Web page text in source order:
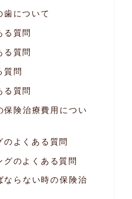
歯について
る質問
る質問
質問
る質問
保険治療費用につい
よくある質問
グのよくある質問
ならない時の保険治